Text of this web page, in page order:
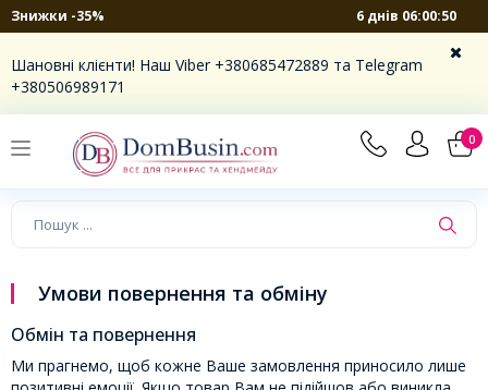
Знижки -35% 6 днів 06:00:49
Шановні клієнти! Наш Viber +380685472889 та Telegram
+380506989171
0
Умови повернення та обміну
Обмін та повернення
Ми прагнемо, щоб кожне Ваше замовлення приносило лише